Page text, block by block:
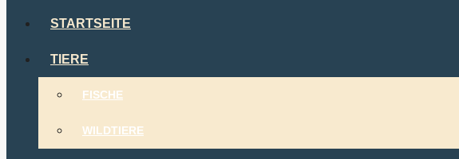
STARTSEITE
TIERE
FISCHE
WILDTIERE